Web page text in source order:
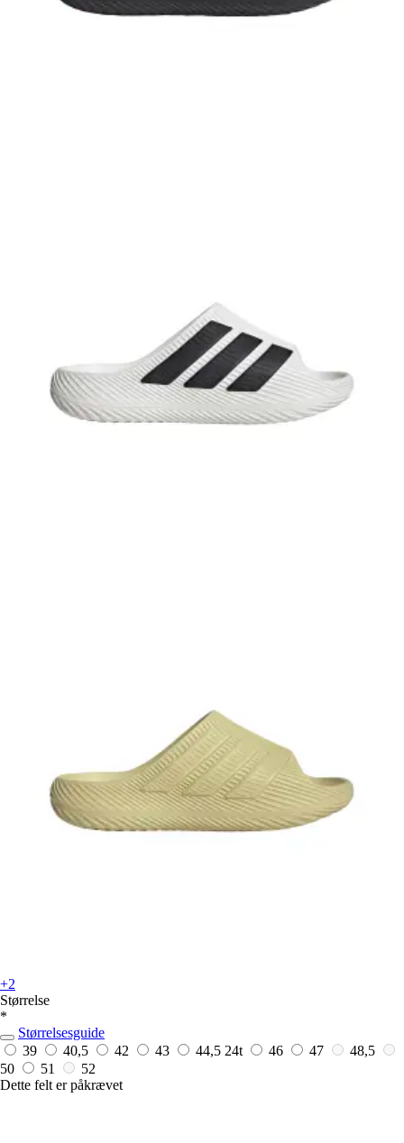
+2
Størrelse
*
Størrelsesguide
39
40,5 42 43 44,5 24t 46 47
48,5
50
51
52
Dette felt er påkrævet